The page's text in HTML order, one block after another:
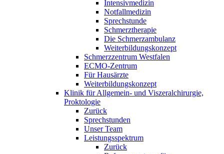
Intensivmedizin
Notfallmedizin
Sprechstunde
Schmerztherapie
Die Schmerzambulanz
Weiterbildungskonzept
Schmerzzentrum Westfalen
ECMO-Zentrum
Für Hausärzte
Weiterbildungskonzept
Klinik für Allgemein- und Viszeralchirurgie,
Proktologie
Zurück
Sprechstunden
Unser Team
Leistungsspektrum
Zurück